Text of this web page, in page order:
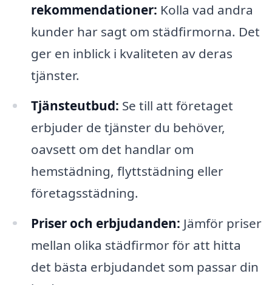
rekommendationer: Kolla vad andra
kunder har sagt om städfirmorna. Det
ger en inblick i kvaliteten av deras
tjänster.
Tjänsteutbud: Se till att företaget
erbjuder de tjänster du behöver,
oavsett om det handlar om
hemstädning, flyttstädning eller
företagsstädning.
Priser och erbjudanden: Jämför priser
mellan olika städfirmor för att hitta
det bästa erbjudandet som passar din